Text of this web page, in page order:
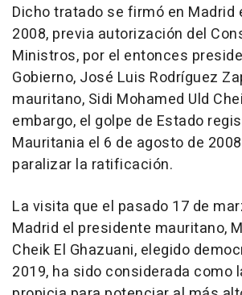
Dicho tratado se firmó en Madrid
2008, previa autorización del
Ministros, por el entonces
Gobierno, José Luis Rodríguez
mauritano, Sidi Mohamed Uld
embargo, el golpe de Estado
Mauritania el 6 de agosto de
paralizar la ratificación.
La visita que el pasado 17 de
Madrid el presidente mauritano,
Cheik El Ghazuani, elegido
2019, ha sido considerada como